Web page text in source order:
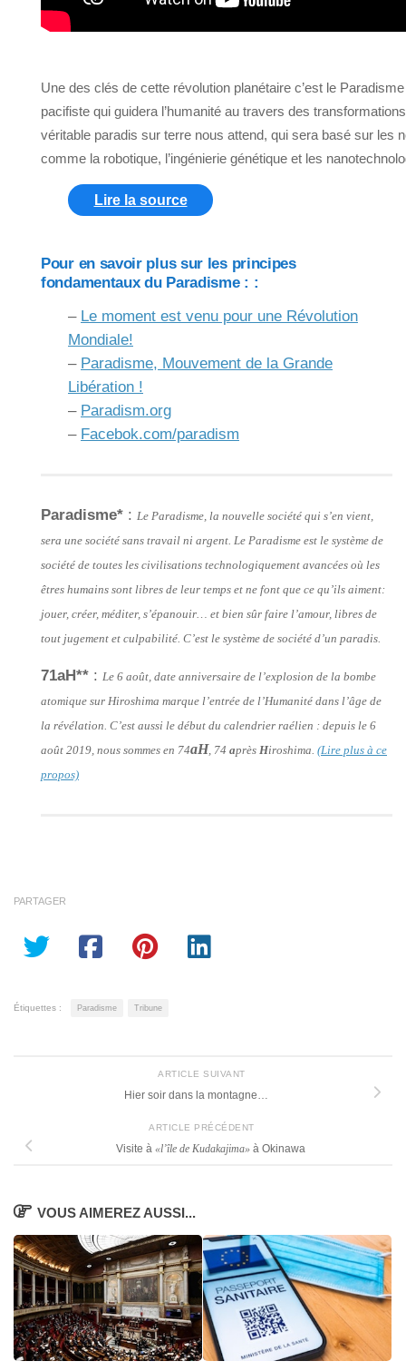
Une des clés de cette révolution planétaire c’est le
pacifiste qui guidera l’humanité au travers des
véritable paradis sur terre nous attend, qui sera basé sur les
comme la robotique, l’ingénierie génétique et les
Lire la source
Pour en savoir plus sur les principes
fondamentaux du Paradisme : :
– Le moment est venu pour une Révolution
Mondiale!
– Paradisme, Mouvement de la Grande
Libération !
– Paradism.org
– Facebok.com/paradism
Paradisme* : Le Paradisme, la nouvelle société qui s’en vient,
sera une société sans travail ni argent. Le Paradisme est le système de
société de toutes les civilisations technologiquement avancées où les
êtres humains sont libres de leur temps et ne font que ce qu’ils aiment:
jouer, créer, méditer, s’épanouir… et bien sûr faire l’amour, libres de
tout jugement et culpabilité. C’est le système de société d’un paradis.
71aH** : Le 6 août, date anniversaire de l’explosion de la bombe
atomique sur Hiroshima marque l’entrée de l’Humanité dans l’âge de
la révélation. C’est aussi le début du calendrier raélien : depuis le 6
août 2019, nous sommes en 74aH, 74 après Hiroshima. (Lire plus à ce
propos)
PARTAGER
Étiquettes : Paradisme Tribune
ARTICLE SUIVANT
Hier soir dans la montagne…
ARTICLE PRÉCÉDENT
Visite à «l’île de Kudakajima»à Okinawa
VOUS AIMEREZ AUSSI...